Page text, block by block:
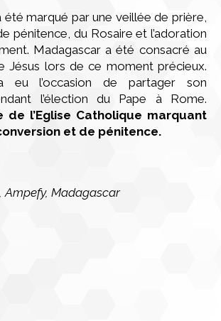
été marqué par une veillée de prière,
pénitence, du Rosaire et l’adoration
Madagascar a été consacré au
Jésus lors de ce moment précieux.
eu l’occasion de partager son
l’élection du Pape à Rome.
de l’Eglise Catholique marquant
et de pénitence.
Ampefy, Madagascar